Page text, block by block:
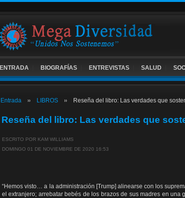
ENTRADA BIOGRAFÍAS ENTREVISTAS SALUD
Entrada LIBROS Reseña del libro: Las verdades que
Reseña del libro: Las verdades que
ESCRITO POR KAM WILLIAMS
DOMINGO 01 DE NOVIEMBRE DE 2020 16:53
“Hemos visto… a la administración [Trump] alinearse con los
el extranjero; arrebatar bebés de los brazos de sus madres en